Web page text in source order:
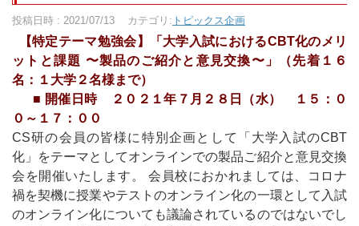
投稿日時 : 2021/07/13 カテゴリ: トピックス企画
【特定テーマ勉強会】「大学入試におけるCBT化のメリ
ットと課題 〜製品のご紹介と意⾒交換〜」（先着１６
名：１大学２名様まで）
■ 開催日時 ２０２１年７月２８日（水） １５：０
０～１７：００
CS研の会員の皆様に特別企画として「大学入試のCBT
化」をテーマとしてオンラインでの製品ご紹介と意⾒交換
会を開催いたします。 会員校におかれましては、コロナ
禍を契機に授業やテストのオンライン化の一環として入試
のオンライン化についても議論されているのではないでし